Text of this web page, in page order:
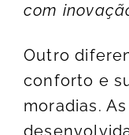
com
Outro
conforto e
moradias.